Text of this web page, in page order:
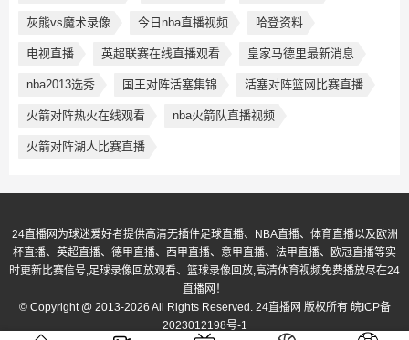
灰熊vs魔术录像 今日nba直播视频 哈登资料
电视直播 英超联赛在线直播观看 皇家马德里最新消息
nba2013选秀 国王对阵活塞集锦 活塞对阵篮网比赛直播
火箭对阵热火在线观看 nba火箭队直播视频
火箭对阵湖人比赛直播
24直播网为球迷爱好者提供高清无插件足球直播、NBA直播、体育直播以及欧洲
杯直播、英超直播、德甲直播、西甲直播、意甲直播、法甲直播、欧冠直播等实
时更新比赛信号,足球录像回放观看、篮球录像回放,高清体育视频免费播放尽在24
直播网！
© Copyright @ 2013-2026 All Rights Reserved. 24直播网 版权所有 皖ICP备
2023012198号-1